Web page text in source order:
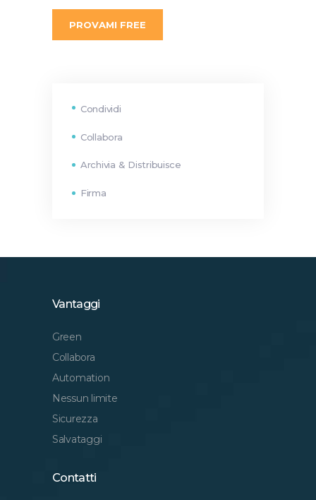
PROVAMI FREE
Condividi
Collabora
Archivia & Distribuisce
Firma
Vantaggi
Green
Collabora
Automation
Nessun limite
Sicurezza
Salvataggi
Contatti